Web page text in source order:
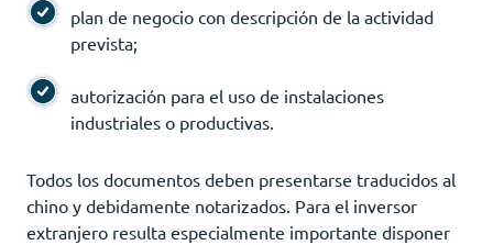
plan de negocio con descripción de la actividad
prevista;
autorización para el uso de instalaciones
industriales o productivas.
Todos los documentos deben presentarse traducidos al
chino y debidamente notarizados. Para el inversor
extranjero resulta especialmente importante disponer